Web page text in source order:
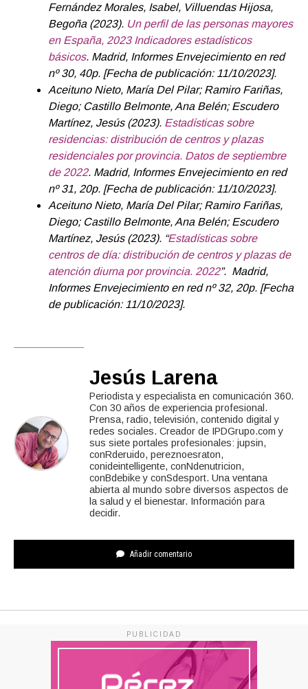
Fernández Morales, Isabel, Villuendas Hijosa,
Begoña (2023). Un perfil de las personas mayores
en España, 2023 Indicadores estadísticos
básicos. Madrid, Informes Envejecimiento en red
nº 30, 40p. [Fecha de publicación: 11/10/2023].
Aceituno Nieto, María Del Pilar; Ramiro Fariñas,
Diego; Castillo Belmonte, Ana Belén; Escudero
Martínez, Jesús (2023). Estadísticas sobre
residencias: distribución de centros y plazas
residenciales por provincia. Datos de septiembre
de 2022. Madrid, Informes Envejecimiento en red
nº 31, 20p. [Fecha de publicación: 11/10/2023].
Aceituno Nieto, María Del Pilar; Ramiro Fariñas,
Diego; Castillo Belmonte, Ana Belén; Escudero
Martínez, Jesús (2023). “Estadísticas sobre
centros de día: distribución de centros y plazas de
atención diurna por provincia. 2022”. Madrid,
Informes Envejecimiento en red nº 32, 20p. [Fecha
de publicación: 11/10/2023].
Jesús Larena
Periodista y especialista en comunicación 360.
Con 30 años de experiencia profesional.
Prensa, radio, televisión, contenido digital y
redes sociales. Creador de IPDGrupo.com y
sus siete portales profesionales: jupsin,
conRderuido, pereznoesraton,
conideintelligente, conNdenutricion,
conBdebike y conSdesport. Una ventana
abierta al mundo sobre diversos aspectos de
la salud y el bienestar. Información para
decidir.
Añadir comentario
PUBLICIDAD